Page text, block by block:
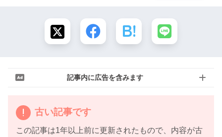
記事内に広告を含みます
古い記事です
この記事は1年以上前に更新されたもので、内容が古